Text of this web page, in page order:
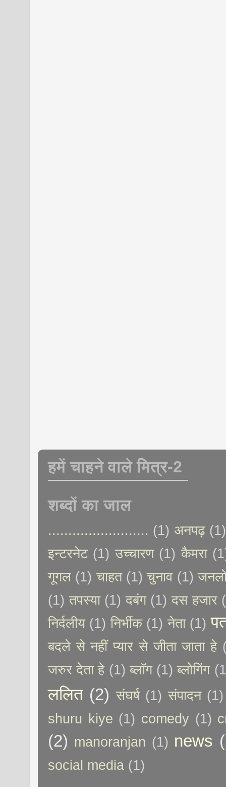
हमें चाहने वाले मित्र-2
शब्दों का जाल
......................... (1) अनपढ़ (1)
इन्टरनेट (1) उच्चारण (1) कैमरा
गूगल (1) चाहत (1) चुनाव (1)
(1) तपस्या (1) दबंग (1) दस हजार
निर्दलीय (1) निर्भीक (1) नेता (1)
बदले से नहीं प्यार से जीता जाता हे
जरुर देता हे (1) ब्लॉग (1) ब्लोगिंग
ललित (2) संघर्ष (1) संपादन (1)
shuru kiye (1) comedy (1)
(2) manoranjan (1) news
social media (1)